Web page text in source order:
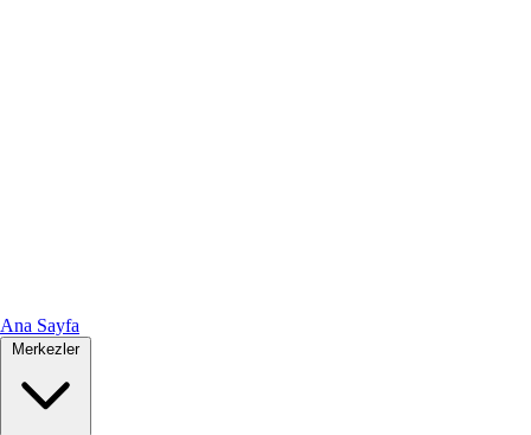
Ana Sayfa
Merkezler